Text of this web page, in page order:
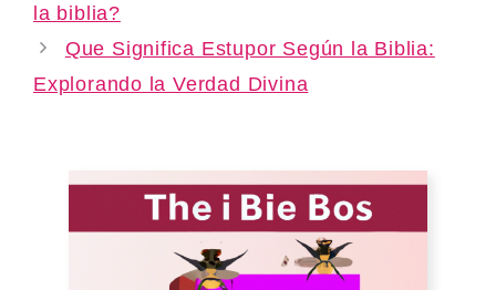
la biblia?
Que Significa Estupor Según la Biblia:
Explorando la Verdad Divina